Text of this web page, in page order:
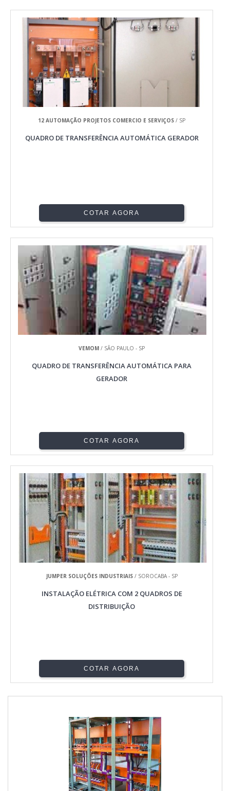
12 AUTOMAÇÃO PROJETOS COMERCIO E SERVIÇOS / SP
QUADRO DE TRANSFERÊNCIA AUTOMÁTICA GERADOR
COTAR AGORA
VEMOM / SÃO PAULO - SP
QUADRO DE TRANSFERÊNCIA AUTOMÁTICA PARA
GERADOR
COTAR AGORA
JUMPER SOLUÇÕES INDUSTRIAIS/ SOROCABA - SP
INSTALAÇÃO ELÉTRICA COM 2 QUADROS DE
DISTRIBUIÇÃO
COTAR AGORA